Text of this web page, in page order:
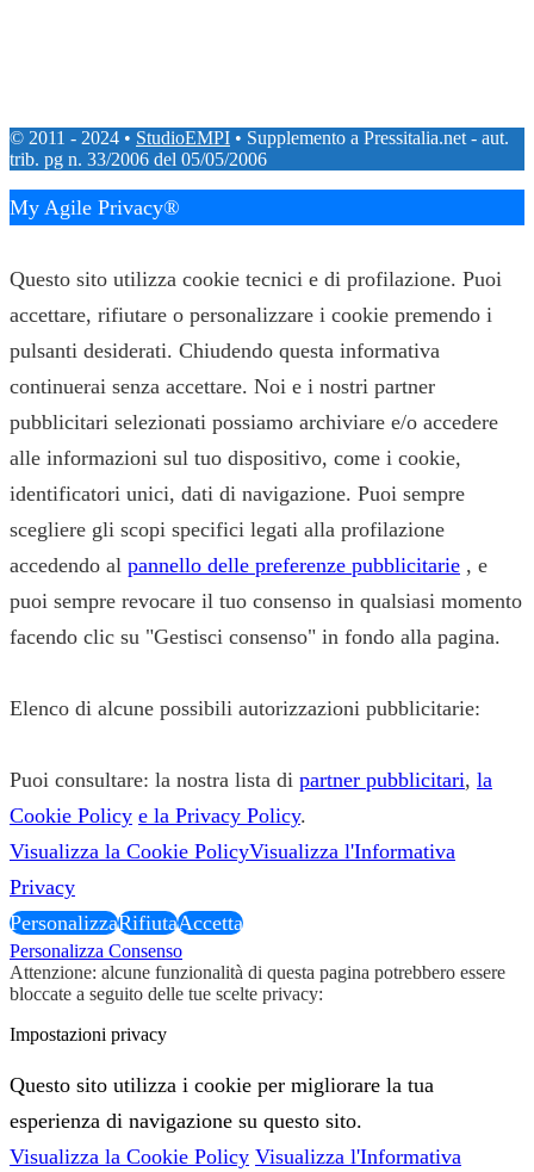
© 2011 - 2024 • StudioEMPI • Supplemento a Pressitalia.net - aut.
trib. pg n. 33/2006 del 05/05/2006
My Agile Privacy®
Questo sito utilizza cookie tecnici e di profilazione. Puoi
accettare, rifiutare o personalizzare i cookie premendo i
pulsanti desiderati. Chiudendo questa informativa
continuerai senza accettare. Noi e i nostri partner
pubblicitari selezionati possiamo archiviare e/o accedere
alle informazioni sul tuo dispositivo, come i cookie,
identificatori unici, dati di navigazione. Puoi sempre
scegliere gli scopi specifici legati alla profilazione
accedendo al pannello delle preferenze pubblicitarie , e
puoi sempre revocare il tuo consenso in qualsiasi momento
facendo clic su "Gestisci consenso" in fondo alla pagina.
Elenco di alcune possibili autorizzazioni pubblicitarie:
Puoi consultare: la nostra lista di partner pubblicitari, la
Cookie Policy e la Privacy Policy.
Visualizza la Cookie PolicyVisualizza l'Informativa
Privacy
PersonalizzaRifiutaAccetta
Personalizza Consenso
Attenzione: alcune funzionalità di questa pagina potrebbero essere
bloccate a seguito delle tue scelte privacy:
Impostazioni privacy
Questo sito utilizza i cookie per migliorare la tua
esperienza di navigazione su questo sito.
Visualizza la Cookie Policy Visualizza l'Informativa